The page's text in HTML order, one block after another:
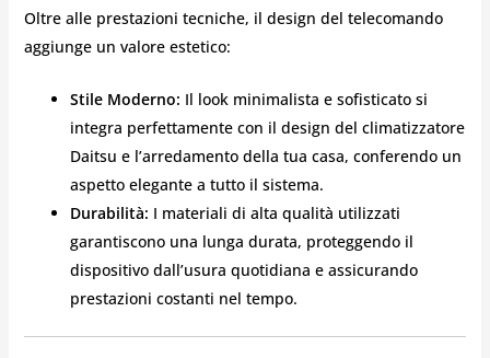
Oltre alle prestazioni tecniche, il design del telecomando
aggiunge un valore estetico:
Stile Moderno: Il look minimalista e sofisticato si
integra perfettamente con il design del climatizzatore
Daitsu e l’arredamento della tua casa, conferendo un
aspetto elegante a tutto il sistema.
Durabilità: I materiali di alta qualità utilizzati
garantiscono una lunga durata, proteggendo il
dispositivo dall’usura quotidiana e assicurando
prestazioni costanti nel tempo.